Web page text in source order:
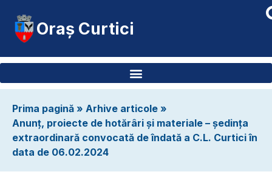
Oraș Curtici
Prima pagină » Arhive articole »
Anunț, proiecte de hotărâri și materiale – ședința
extraordinară convocată de îndată a C.L. Curtici în
data de 06.02.2024